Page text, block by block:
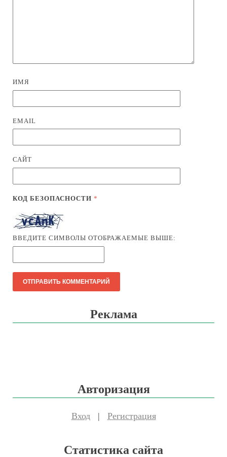
ИМЯ
EMAIL
САЙТ
КОД БЕЗОПАСНОСТИ*
ВВЕДИТЕ СИМВОЛЫ ОТОБРАЖАЕМЫЕ ВЫШЕ:
Реклама
Авторизация
Вход| Регистрация
Статистика сайта